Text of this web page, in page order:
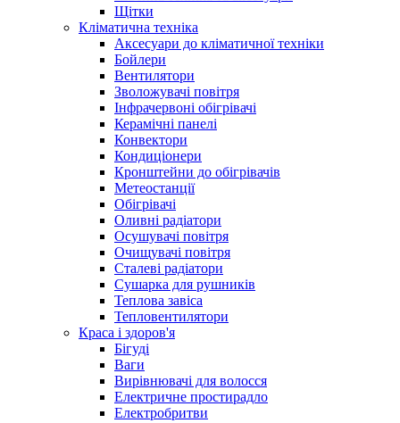
Щітки
Кліматична техніка
Аксесуари до кліматичної техніки
Бойлери
Вентилятори
Зволожувачі повітря
Інфрачервоні обігрівачі
Керамічні панелі
Конвектори
Кондиціонери
Кронштейни до обігрівачів
Метеостанції
Обігрівачі
Оливні радіатори
Осушувачі повітря
Очищувачі повітря
Сталеві радіатори
Сушарка для рушників
Теплова завіса
Тепловентилятори
Краса і здоров'я
Бігуді
Ваги
Вирівнювачі для волосся
Електричне простирадло
Електробритви